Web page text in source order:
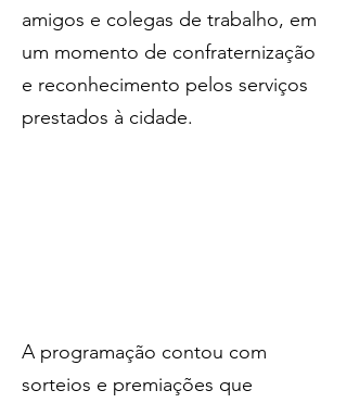
amigos e colegas de trabalho, em
um momento de confraternização
e reconhecimento pelos serviços
prestados à cidade.
A programação contou com
sorteios e premiações que